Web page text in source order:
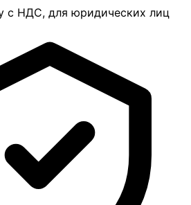
с НДС, для юридических лиц